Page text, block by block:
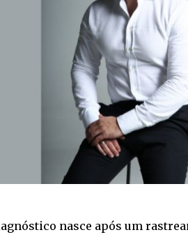
nasce após um